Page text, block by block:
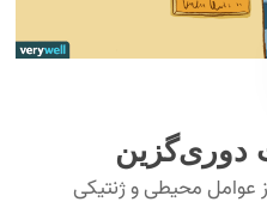
دوری‌گزین
عوامل محیطی و ژنتیکی